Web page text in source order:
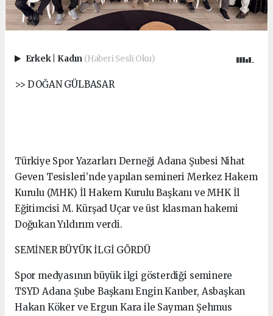
Erkek Kadın (Haberi Sesli Oku)
>> DOĞAN GÜLBASAR
Türkiye Spor Yazarları Derneği Adana Şubesi Nihat
Geven Tesisleri’nde yapılan semineri Merkez Hakem
Kurulu (MHK) İl Hakem Kurulu Başkanı ve MHK İl
Eğitimcisi M. Kürşad Uçar ve üst klasman hakemi
Doğukan Yıldırım verdi.
SEMİNER BÜYÜK İLGİ GÖRDÜ
Spor medyasının büyük ilgi gösterdiği seminere
TSYD Adana Şube Başkanı Engin Kanber, Asbaşkan
Hakan Köker ve Ergun Kara ile Sayman Şehmus